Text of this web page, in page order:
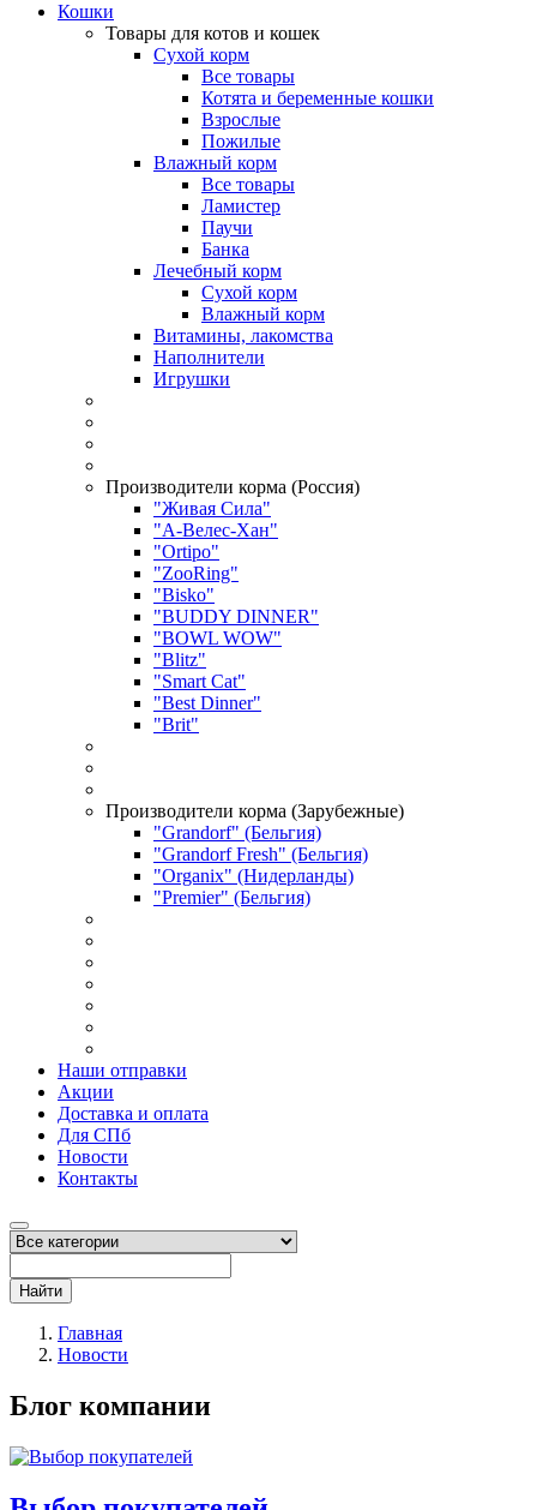
Кошки
Товары для котов и кошек
Сухой корм
Все товары
Котята и беременные кошки
Взрослые
Пожилые
Влажный корм
Все товары
Ламистер
Паучи
Банка
Лечебный корм
Сухой корм
Влажный корм
Витамины, лакомства
Наполнители
Игрушки
Производители корма (Россия)
"Живая Сила"
"А-Велес-Хан"
"Ortipo"
"ZooRing"
"Bisko"
"BUDDY DINNER"
"BOWL WOW"
"Blitz"
"Smart Cat"
"Best Dinner"
"Brit"
Производители корма (Зарубежные)
"Grandorf" (Бельгия)
"Grandorf Fresh" (Бельгия)
"Organix" (Нидерланды)
"Premier" (Бельгия)
Наши отправки
Акции
Доставка и оплата
Для СПб
Новости
Контакты
Найти
Главная
Новости
Блог компании